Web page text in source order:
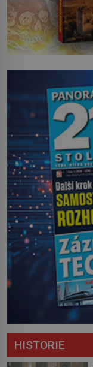
HISTORIE